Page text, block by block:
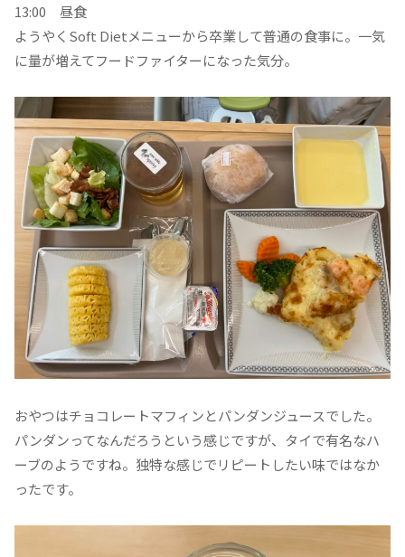
13:00 昼食
ようやくSoft Dietメニューから卒業して普通の食事に。一気
に量が増えてフードファイターになった気分。
おやつはチョコレートマフィンとパンダンジュースでした。
パンダンってなんだろうという感じですが、タイで有名なハ
ーブのようですね。独特な感じでリピートしたい味ではなか
ったです。